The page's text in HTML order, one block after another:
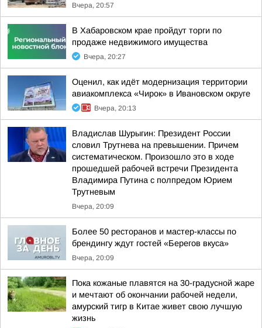
Вчера, 20:57
В Хабаровском крае пройдут торги по
продаже недвижимого имущества
Вчера, 20:27
Оценил, как идёт модернизация территории
авиакомплекса «Чирок» в Ивановском округе
Вчера, 20:13
Владислав Шурыгин: Президент России
словил Трутнева на превышении. Причем
систематическом. Произошло это в ходе
прошедшей рабочей встречи Президента
Владимира Путина с полпредом Юрием
Трутневым
Вчера, 20:09
Более 50 ресторанов и мастер-классы по
брендингу ждут гостей «Берегов вкуса»
Вчера, 20:09
Пока кожаные плавятся на 30-градусной жаре
и мечтают об окончании рабочей недели,
амурский тигр в Китае живет свою лучшую
жизнь